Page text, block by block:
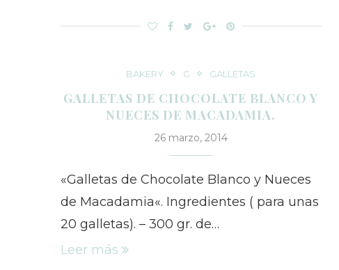
BAKERY G GALLETAS
GALLETAS DE CHOCOLATE BLANCO Y
NUECES DE MACADAMIA.
26 marzo, 2014
«Galletas de Chocolate Blanco y Nueces
de Macadamia«. Ingredientes ( para unas
20 galletas). – 300 gr. de…
Leer más